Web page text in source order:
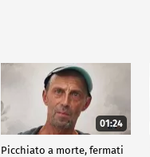
01:24
Picchiato a morte, fermati